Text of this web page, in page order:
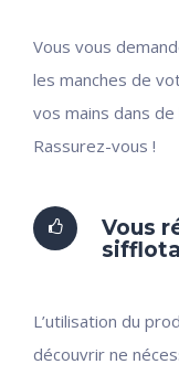
Vous vous
les manches de
vos mains dans de
Rassurez-vous !
Vous
L’utilisation du
découvrir ne